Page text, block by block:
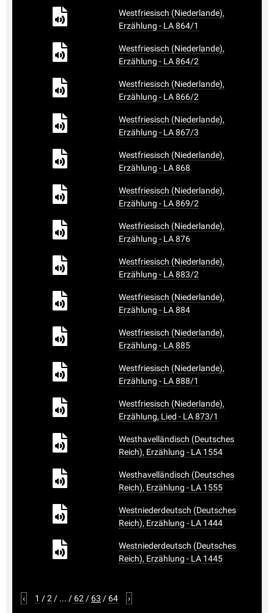
Westfriesisch (Niederlande),
Erzählung - LA 864/1
Westfriesisch (Niederlande),
Erzählung - LA 864/2
Westfriesisch (Niederlande),
Erzählung - LA 866/2
Westfriesisch (Niederlande),
Erzählung - LA 867/3
Westfriesisch (Niederlande),
Erzählung - LA 868
Westfriesisch (Niederlande),
Erzählung - LA 869/2
Westfriesisch (Niederlande),
Erzählung - LA 876
Westfriesisch (Niederlande),
Erzählung - LA 883/2
Westfriesisch (Niederlande),
Erzählung - LA 884
Westfriesisch (Niederlande),
Erzählung - LA 885
Westfriesisch (Niederlande),
Erzählung - LA 888/1
Westfriesisch (Niederlande),
Erzählung, Lied - LA 873/1
Westhavelländisch (Deutsches
Reich), Erzählung - LA 1554
Westhavelländisch (Deutsches
Reich), Erzählung - LA 1555
Westniederdeutsch (Deutsches
Reich), Erzählung - LA 1444
Westniederdeutsch (Deutsches
Reich), Erzählung - LA 1445
‹ 1 /2 / ... / 62 / 63 / 64 ›